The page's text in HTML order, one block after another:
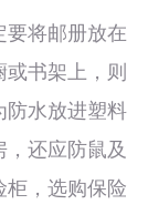
将邮册放在
书架上，则
防水放进塑料
还应防鼠及
柜，选购保险